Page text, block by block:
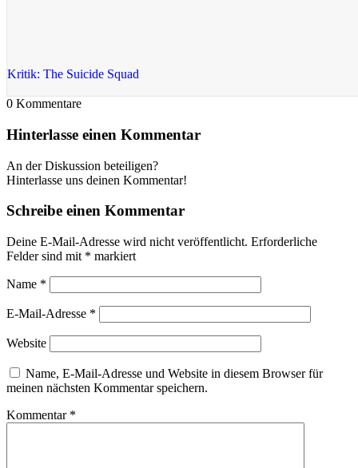
Kritik: The Suicide Squad
0 Kommentare
Hinterlasse einen Kommentar
An der Diskussion beteiligen?
Hinterlasse uns deinen Kommentar!
Schreibe einen Kommentar
Deine E-Mail-Adresse wird nicht veröffentlicht. Erforderliche
Felder sind mit * markiert
Name *
E-Mail-Adresse *
Website
Name, E-Mail-Adresse und Website in diesem Browser für
meinen nächsten Kommentar speichern.
Kommentar *